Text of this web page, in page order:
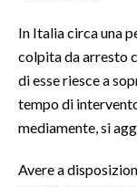
INSULARITÀ
INFO AZIENDE
ABBONATI
ANNUNCI
NECROLOGI
In Italia circa una
colpita da arresto
di esse riesce a
tempo di
mediamente, si
Avere a